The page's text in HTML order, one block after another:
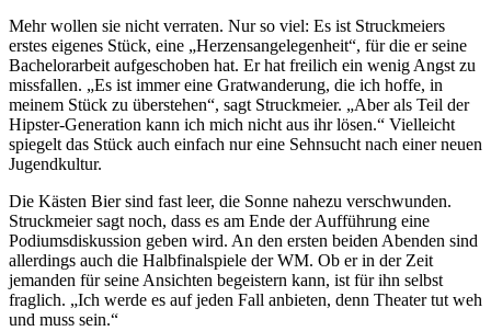
Mehr wollen sie nicht verraten. Nur so viel: Es ist Struckmeiers
erstes eigenes Stück, eine „Herzensangelegenheit“, für die er seine
Bachelorarbeit aufgeschoben hat. Er hat freilich ein wenig Angst zu
missfallen. „Es ist immer eine Gratwanderung, die ich hoffe, in
meinem Stück zu überstehen“, sagt Struckmeier. „Aber als Teil der
Hipster-Generation kann ich mich nicht aus ihr lösen.“ Vielleicht
spiegelt das Stück auch einfach nur eine Sehnsucht nach einer neuen
Jugendkultur.
Die Kästen Bier sind fast leer, die Sonne nahezu verschwunden.
Struckmeier sagt noch, dass es am Ende der Aufführung eine
Podiumsdiskussion geben wird. An den ersten beiden Abenden sind
allerdings auch die Halbfinalspiele der WM. Ob er in der Zeit
jemanden für seine Ansichten begeistern kann, ist für ihn selbst
fraglich. „Ich werde es auf jeden Fall anbieten, denn Theater tut weh
und muss sein.“